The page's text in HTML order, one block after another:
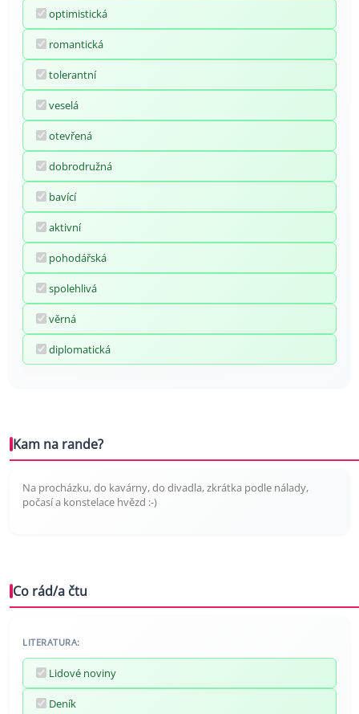
optimistická
romantická
tolerantní
veselá
otevřená
dobrodružná
bavící
aktivní
pohodářská
spolehlivá
věrná
diplomatická
Kam na rande?
Na procházku, do kavárny, do divadla, zkrátka podle nálady,
počasí a konstelace hvězd :-)
Co rád/a čtu
LITERATURA:
Lidové noviny
Deník